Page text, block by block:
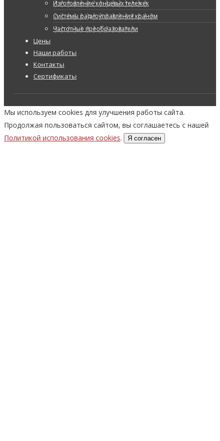
Изготовление концевых тележек
Системы радиоуправления краном
Частотные преобразователи
Цены
Наши работы
Контакты
Сертификаты
Мы используем cookies для улучшения работы сайта.
Продолжая пользоваться сайтом, вы соглашаетесь с нашей
Политикой использования cookies. Я согласен